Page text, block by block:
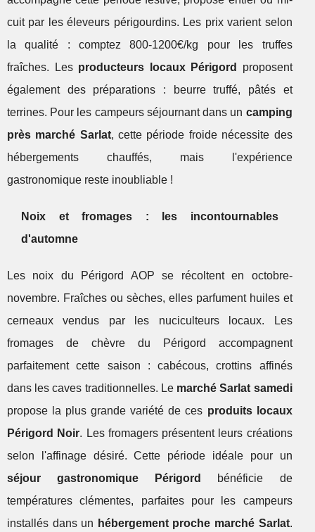
cuit par les éleveurs périgourdins. Les prix varient selon
la qualité : comptez 800-1200€/kg pour les truffes
fraîches. Les producteurs locaux Périgord
proposent
également des préparations : beurre truffé, pâtés et
terrines. Pour les campeurs séjournant dans un camping
près marché Sarlat, cette période froide nécessite des
hébergements chauffés, mais l'expérience
gastronomique reste inoubliable !
Noix et fromages : les incontournables
d'automne
Les noix du Périgord AOP se récoltent en octobre-
novembre. Fraîches ou sèches, elles parfument huiles et
cerneaux vendus par les nuciculteurs locaux. Les
fromages de chèvre du Périgord accompagnent
parfaitement cette saison : cabécous, crottins affinés
dans les caves traditionnelles. Le marché Sarlat samedi
propose la plus grande variété de ces produits locaux
Périgord Noir. Les fromagers présentent leurs créations
selon l'affinage désiré. Cette période idéale pour un
séjour gastronomique Périgord
bénéficie de
températures clémentes, parfaites pour les campeurs
installés dans un hébergement proche marché Sarlat.